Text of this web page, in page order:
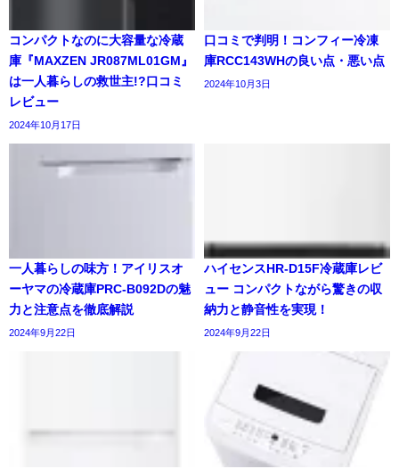
コンパクトなのに大容量な冷蔵
庫『MAXZEN JR087ML01GM』
は一人暮らしの救世主!?口コミ
レビュー
2024年10月17日
口コミで判明！コンフィー冷凍
庫RCC143WHの良い点・悪い点
2024年10月3日
一人暮らしの味方！アイリスオ
ーヤマの冷蔵庫PRC-B092Dの魅
力と注意点を徹底解説
2024年9月22日
ハイセンスHR-D15F冷蔵庫レビ
ュー コンパクトながら驚きの収
納力と静音性を実現！
2024年9月22日